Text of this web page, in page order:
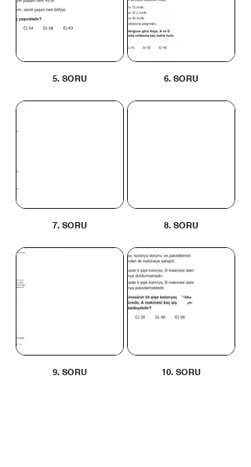
5. SORU 6. SORU
7. SORU 8. SORU
9. SORU 10. SORU